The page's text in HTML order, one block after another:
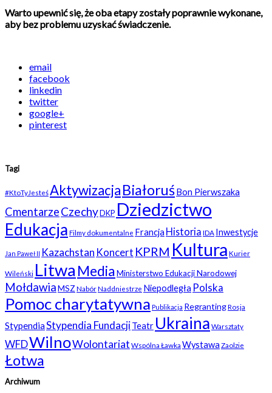
Warto upewnić się, że oba etapy zostały poprawnie wykonane,
aby bez problemu uzyskać świadczenie.
email
facebook
linkedin
twitter
google+
pinterest
Tagi
#KtoTyJesteśAktywizacjaBiałoruśBon Pierwszaka
CmentarzeCzechy DKP Dziedzictwo
Edukacja Filmy dokumentalne Francja Historia IDA Inwestycje
Jan Paweł II Kazachstan Koncert KPRM Kultura Kurier
Wileński Litwa MediaMinisterstwo Edukacji Narodowej
MołdawiaMSZ NabórNaddniestrze Niepodległa Polska
Pomoc charytatywna Publikacja RegrantingRosja
StypendiaStypendia FundacjiTeatr Ukraina Warsztaty
WFDWilnoWolontariat Wspólna Ławka Wystawa Zaolzie
Łotwa
Archiwum